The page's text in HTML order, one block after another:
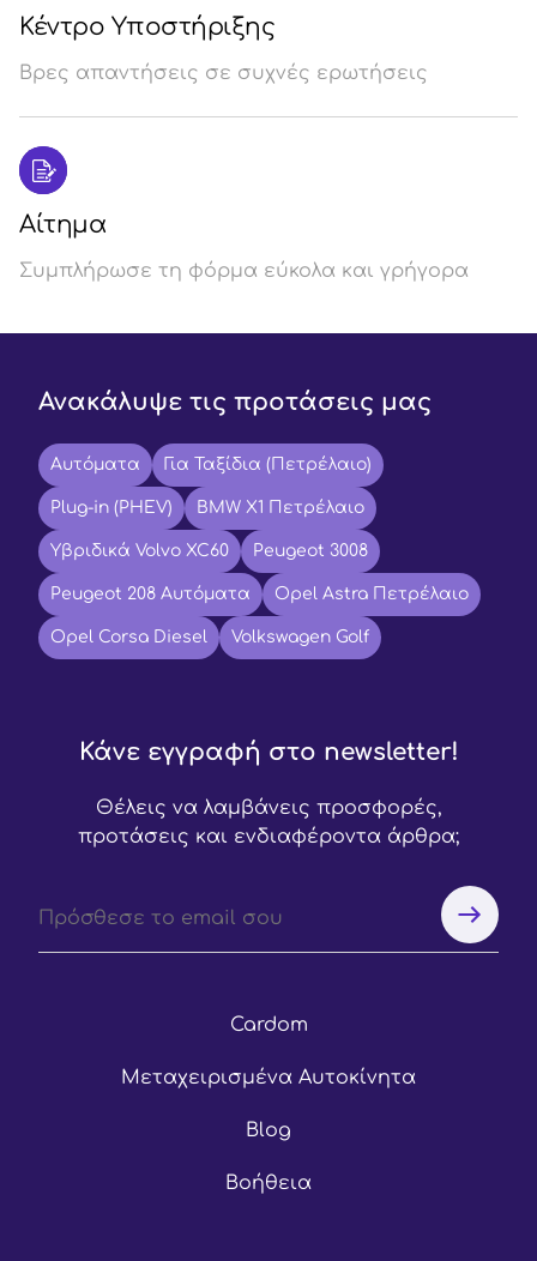
Κέντρο Υποστήριξης
Βρες απαντήσεις σε συχνές ερωτήσεις
Αίτημα
Συμπλήρωσε τη φόρμα εύκολα και γρήγορα
Ανακάλυψε τις προτάσεις μας
Αυτόματα Για Ταξίδια (Πετρέλαιο)
Plug-in (PHEV) BMW X1 Πετρέλαιο
Υβριδικά Volvo XC60 Peugeot 3008
Peugeot 208 Αυτόματα Opel Astra Πετρέλαιο
Opel Corsa Diesel Volkswagen Golf
Κάνε εγγραφή στο newsletter!
Θέλεις να λαμβάνεις προσφορές,
προτάσεις και ενδιαφέροντα άρθρα;
Cardom
Μεταχειρισμένα Αυτοκίνητα
Blog
Βοήθεια